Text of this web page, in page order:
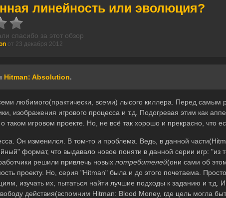
линейность или эволюция?
спасибо за этот обзор
от 23 декабря 2012
Hitman: Absolution.
любимого(практически, всеми) лысого киллера. Перед самым
изображения игрового процесса и т.д. Подогревая этим как
таком игровом проекте. Но, не всё так хорошо и прекрасно, что
Он изменился. В том-то и проблема. Ведь, в данной
формат, что выдавало новое поняти в данной серии игр: "из
решили привлечь новых потребителей(они сами об
проекту. Но, серия "Hitman" была и до этого почетаема.
изучать их, пытаться найти лучшие подходы к заданию и т.д.
действия(вспомним Hitman: Blood Money, где цель могла